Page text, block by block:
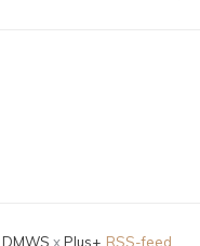
DMWS xPlus+ RSS-feed